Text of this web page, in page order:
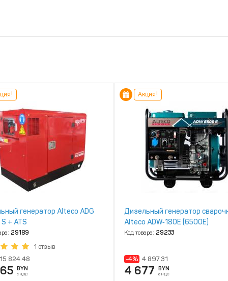
генератор Alteco ADG
+ ATS
29189
1 отзыв
15 824.48
BYN
с НДС
Акция!
Дизельный генератор
Alteco ADW‑180E (6500Е)
Код товара: 29233
-4% 4 897.31
4 677 BYN
с НДС